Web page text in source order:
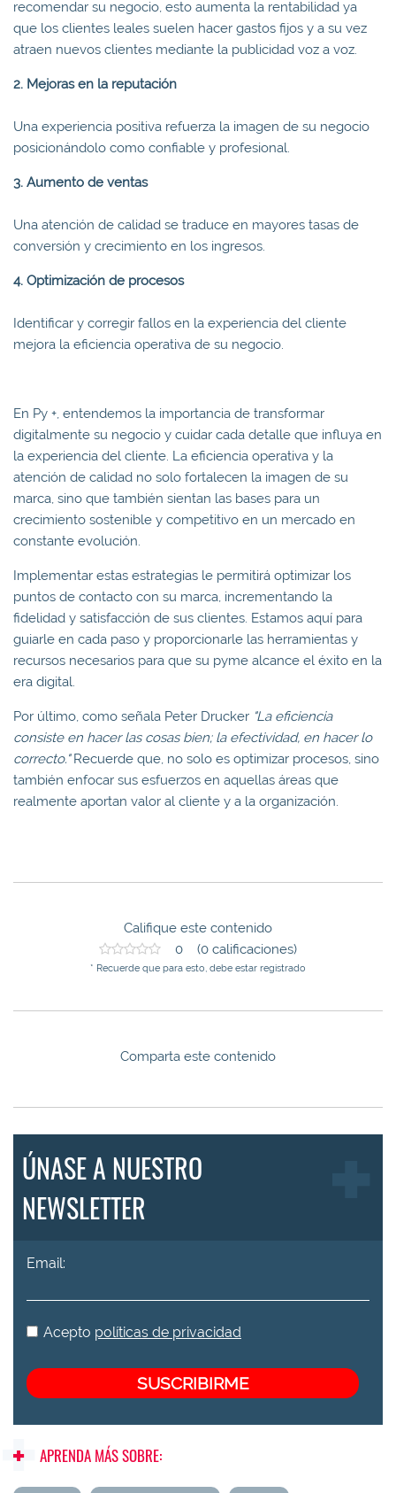
recomendar su negocio, esto aumenta la rentabilidad ya
que los clientes leales suelen hacer gastos fijos y a su vez
atraen nuevos clientes mediante la publicidad voz a voz.
2. Mejoras en la reputación
Una experiencia positiva refuerza la imagen de su negocio
posicionándolo como confiable y profesional.
3. Aumento de ventas
Una atención de calidad se traduce en mayores tasas de
conversión y crecimiento en los ingresos.
4. Optimización de procesos
Identificar y corregir fallos en la experiencia del cliente
mejora la eficiencia operativa de su negocio.
En Py +, entendemos la importancia de transformar
digitalmente su negocio y cuidar cada detalle que influya en
la experiencia del cliente. La eficiencia operativa y la
atención de calidad no solo fortalecen la imagen de su
marca, sino que también sientan las bases para un
crecimiento sostenible y competitivo en un mercado en
constante evolución.
Implementar estas estrategias le permitirá optimizar los
puntos de contacto con su marca, incrementando la
fidelidad y satisfacción de sus clientes. Estamos aquí para
guiarle en cada paso y proporcionarle las herramientas y
recursos necesarios para que su pyme alcance el éxito en la
era digital.
Por último, como señala Peter Drucker "La eficiencia
consiste en hacer las cosas bien; la efectividad, en hacer lo
correcto."Recuerde que, no solo es optimizar procesos, sino
también enfocar sus esfuerzos en aquellas áreas que
realmente aportan valor al cliente y a la organización.
Califique este contenido
0 (0 calificaciones)
* Recuerde que para esto, debe estar registrado
Comparta este contenido
ÚNASE A NUESTRO
NEWSLETTER
Email:
Acepto políticas de privacidad
APRENDA MÁS SOBRE: